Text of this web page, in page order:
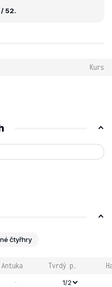
52.
Kurs
čtyřhry
Antuka Tvrdý p.
-
1/2